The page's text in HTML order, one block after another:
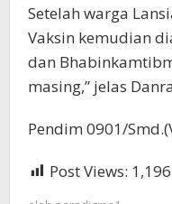
Setelah warga
Vaksin kemudian
dan
masing,” jelas
Pendim 0901/
Post Views: 1,196